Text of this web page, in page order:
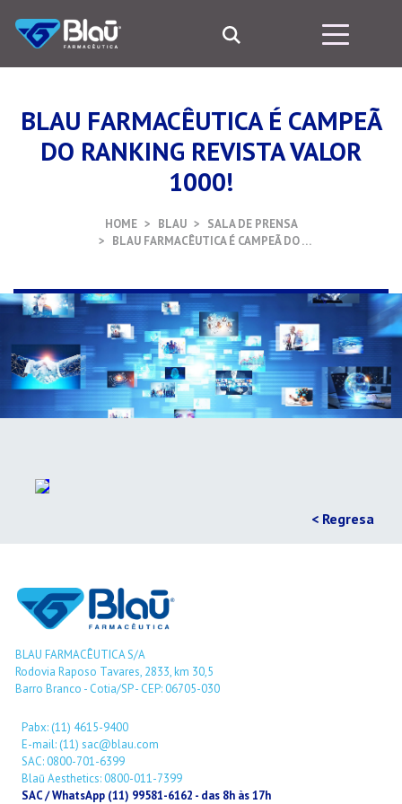
BLAU FARMACÊUTICA É CAMPEÃ
DO RANKING REVISTA VALOR
1000!
HOME BLAU
SALA DE PRENSA
BLAU FARMACÊUTICA É CAMPEÃ DO …
< Regresa
BLAU FARMACÊUTICA S/A
Rodovia Raposo Tavares, 2833, km 30,5
Barro Branco - Cotia/SP - CEP: 06705-030
Pabx: (11) 4615-9400
E-mail: (11) sac@blau.com
SAC: 0800-701-6399
Blaū Aesthetics: 0800-011-7399
SAC / WhatsApp (11) 99581-6162 - das 8h às 17h